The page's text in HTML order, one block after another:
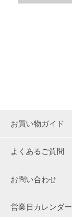
お買い物ガイド
よくあるご質問
お問い合わせ
営業日カレンダー